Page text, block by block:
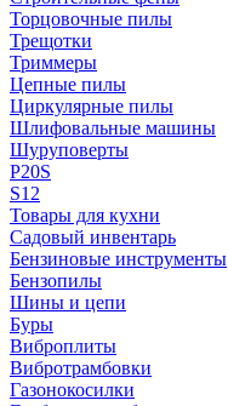
Торцовочные пилы
Трещотки
Триммеры
Цепные пилы
Циркулярные пилы
Шлифовальные машины
Шуруповерты
P20S
S12
Товары для кухни
Садовый инвентарь
Бензиновые инструменты
Бензопилы
Шины и цепи
Буры
Виброплиты
Вибротрамбовки
Газонокосилки